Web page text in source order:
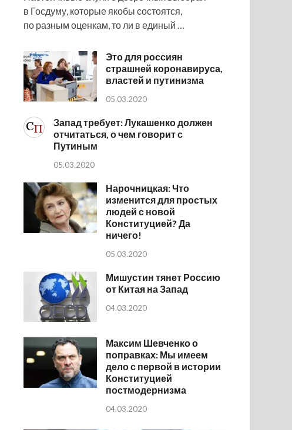
в Госдуму, которые якобы состоятся,
по разным оценкам, то ли в единый …
Это для россиян
страшней коронавируса,
властей и путинизма
05.03.2020
Запад требует: Лукашенко должен
отчитаться, о чем говорит с
Путиным
05.03.2020
Нарочницкая: Что
изменится для простых
людей с новой
Конституцией? Да
ничего!
05.03.2020
Мишустин тянет Россию
от Китая на Запад
04.03.2020
Максим Шевченко о
поправках: Мы имеем
дело с первой в истории
Конституцией
постмодернизма
04.03.2020